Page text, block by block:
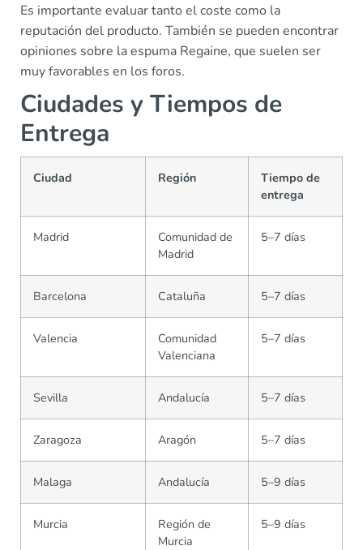
Es importante evaluar tanto el coste como la
reputación del producto. También se pueden encontrar
opiniones sobre la espuma Regaine, que suelen ser
muy favorables en los foros.
Ciudades y Tiempos de
Entrega
Ciudad Región
Tiempo de
entrega
Madrid
Comunidad de
Madrid
5–7 días
Barcelona Cataluña 5–7 días
Valencia
Comunidad
Valenciana
5–7 días
Sevilla Andalucía 5–7 días
Zaragoza Aragón 5–7 días
Malaga Andalucía 5–9 días
Murcia
Región de
Murcia
5–9 días